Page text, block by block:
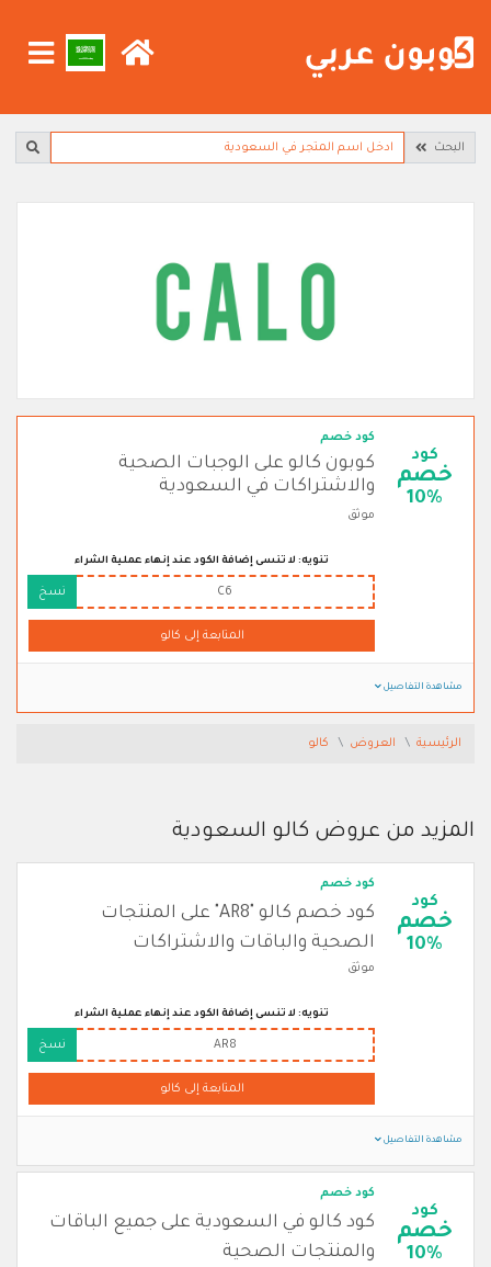
البحث
كود
خصم
10%
كود خصم
كوبون كالو على الوجبات الصحية
والاشتراكات في السعودية
موثق
تنويه: لا تنسى إضافة الكود عند إنهاء عملية الشراء
C6 نسخ
المتابعة إلى كالو
مشاهدة التفاصيل
الرئيسية العروض كالو
المزيد من عروض كالو السعودية
كود
خصم
10%
كود خصم
كود خصم كالو "AR8" على المنتجات
الصحية والباقات والاشتراكات
موثق
تنويه: لا تنسى إضافة الكود عند إنهاء عملية الشراء
AR8 نسخ
المتابعة إلى كالو
مشاهدة التفاصيل
كود
خصم
10%
كود خصم
كود كالو في السعودية على جميع الباقات
والمنتجات الصحية